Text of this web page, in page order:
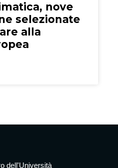
nove
selezionate
alla
dell'Università